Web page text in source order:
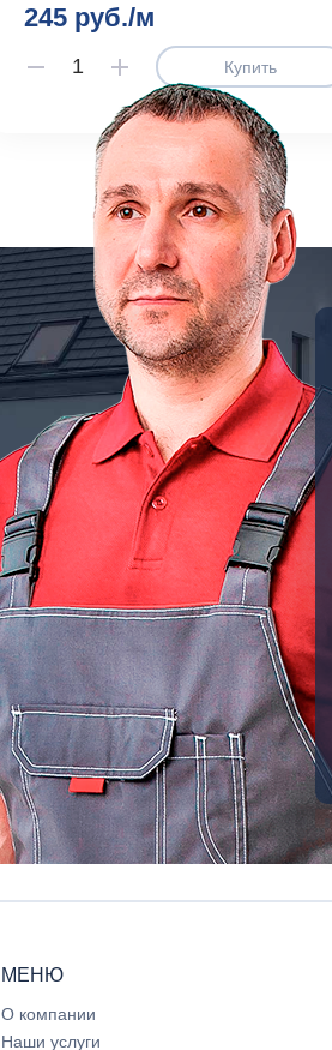
245 руб./м
Купить
МЕНЮ
О компании
Наши услуги